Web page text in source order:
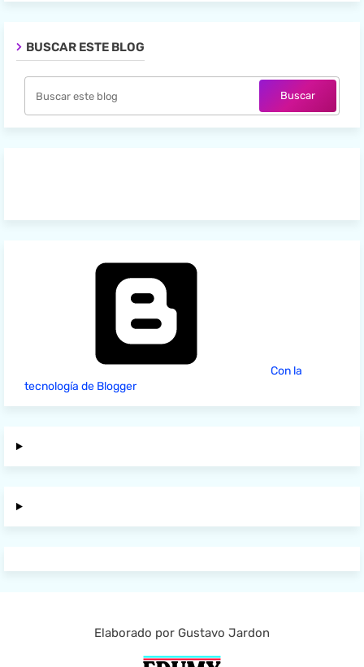
BUSCAR ESTE BLOG
Con la
tecnología de Blogger
Elaborado por Gustavo Jardon